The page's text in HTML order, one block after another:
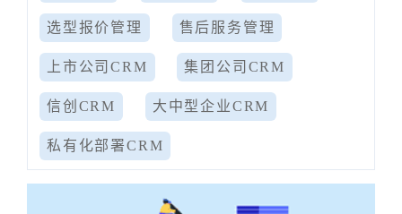
选型报价管理 售后服务管理
上市公司CRM 集团公司CRM
信创CRM 大中型企业CRM
私有化部署CRM